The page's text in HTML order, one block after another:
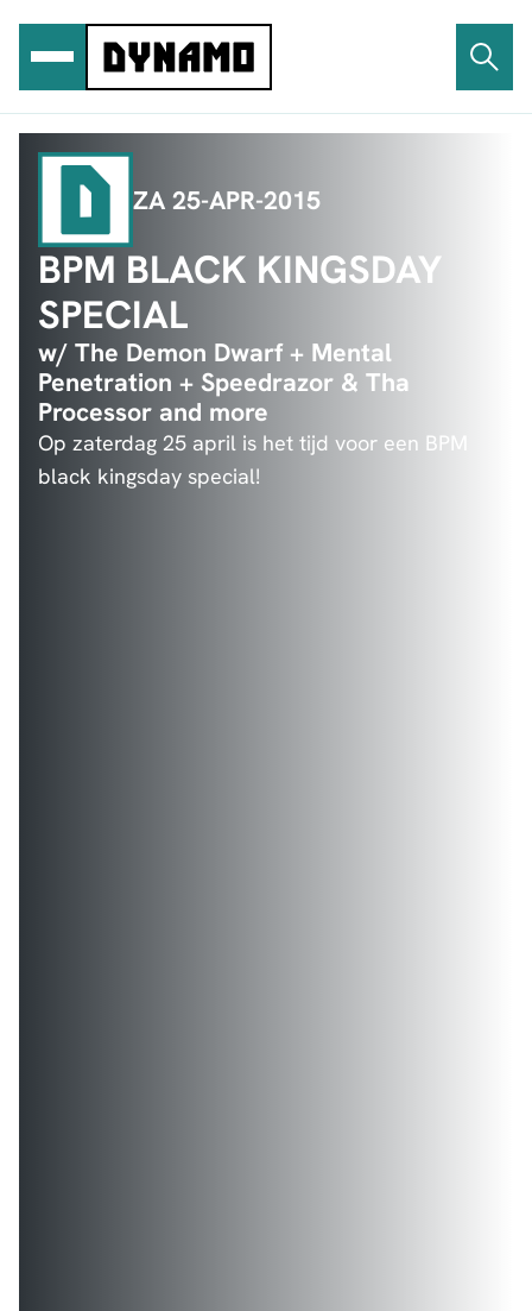
inhoud
ZA 25-APR-2015
BPM BLACK KINGSDAY
SPECIAL
w/ The Demon Dwarf + Mental
Penetration + Speedrazor & Tha
Processor and more
Op zaterdag 25 april is het tijd voor een BPM
black kingsday special!